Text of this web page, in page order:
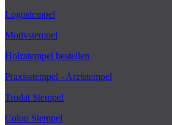
Logostempel
Motivstempel
Holzstempel bestellen
Praxisstempel - Arztstempel
Trodat Stempel
Colop Stempel